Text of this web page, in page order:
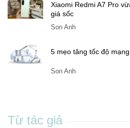
Xiaomi Redmi A7 Pro
giá sốc
Son Anh
5 mẹo tăng tốc độ
Son Anh
Từ tác giả